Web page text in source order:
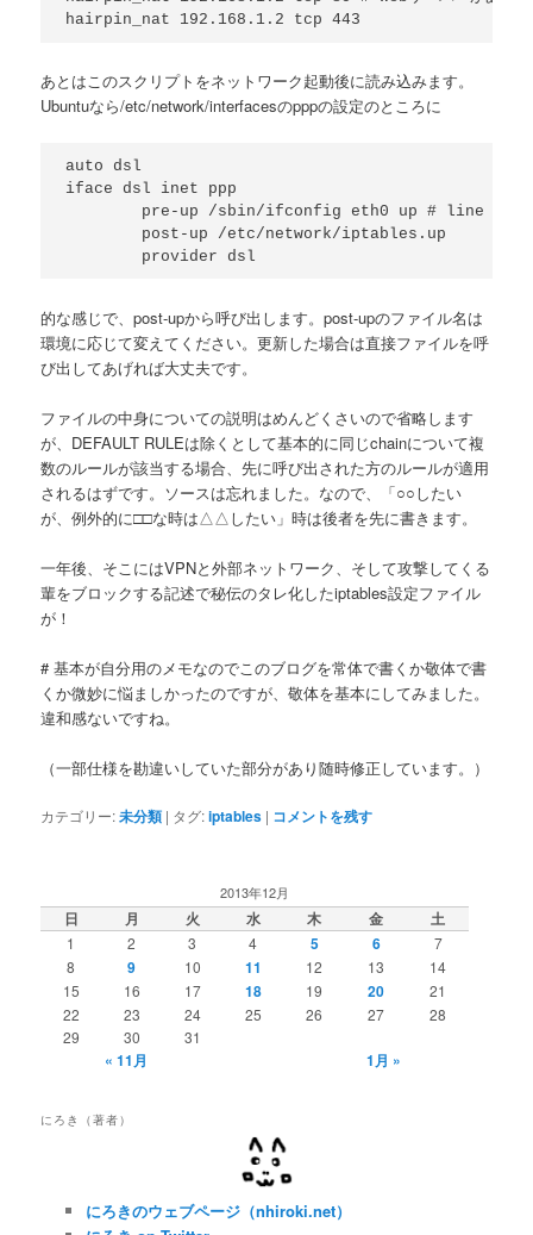
hairpin_nat 192.168.1.2 tcp 443
あとはこのスクリプトをネットワーク起動後に読み込みます。
Ubuntuなら/etc/network/interfacesのpppの設定のところに
auto dsl
iface dsl inet ppp
pre-up /sbin/ifconfig eth0 up # line
        post-up /etc/network/iptables.up
        provider dsl
的な感じで、post-upから呼び出します。post-upのファイル名は
環境に応じて変えてください。更新した場合は直接ファイルを呼
び出してあげれば大丈夫です。
ファイルの中身についての説明はめんどくさいので省略します
が、DEFAULT RULEは除くとして基本的に同じchainについて複
数のルールが該当する場合、先に呼び出された方のルールが適用
されるはずです。ソースは忘れました。なので、「○○したい
が、例外的に□□な時は△△したい」時は後者を先に書きます。
一年後、そこにはVPNと外部ネットワーク、そして攻撃してくる
輩をブロックする記述で秘伝のタレ化したiptables設定ファイル
が！
# 基本が自分用のメモなのでこのブログを常体で書くか敬体で書
くか微妙に悩ましかったのですが、敬体を基本にしてみました。
違和感ないですね。
（一部仕様を勘違いしていた部分があり随時修正しています。）
カテゴリー:未分類 | タグ:iptables | コメントを残す
2013年12月
日 月 火 水 木 金 土
1 2 3 4 5 6
7
8
9 10 11 12 13
14
15
16 17 18 19 20
21
22
23 24 25 26 27
28
29
30 31
« 11月 1月 »
にろき（著者）
にろきのウェブページ（nhiroki.net）